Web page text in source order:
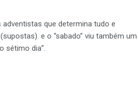
que determina tudo e
e o “sabado” viu também um
sétimo dia”.